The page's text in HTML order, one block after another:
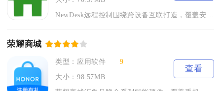
荣耀商城
类型：应用软件
9
大小：98.57MB
查看